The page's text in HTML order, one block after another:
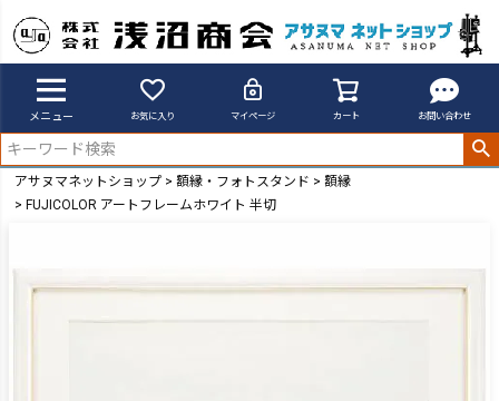
メニュー お気に入り マイページ カート お問い合わせ
アサヌマネットショップ 額縁・フォトスタンド
額縁
FUJICOLOR アートフレームホワイト 半切